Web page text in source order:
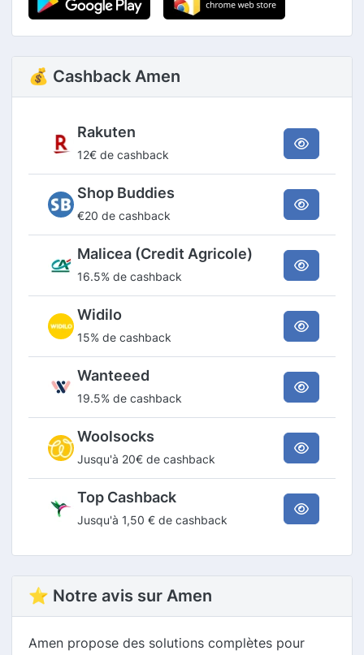
💰 Cashback Amen
Rakuten
12€ de cashback
Shop Buddies
€20 de cashback
Malicea (Credit Agricole)
16.5% de cashback
Widilo
15% de cashback
Wanteeed
19.5% de cashback
Woolsocks
Jusqu'à 20€ de cashback
Top Cashback
Jusqu'à 1,50 € de cashback
⭐ Notre avis sur Amen
Amen propose des solutions complètes pour